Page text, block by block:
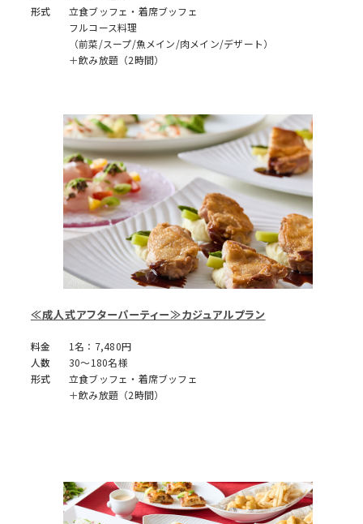
形式
立食ブッフェ・着席ブッフェ
フルコース料理
（前菜/スープ/魚メイン/肉メイン/デザート）
＋飲み放題（2時間）
≪成人式アフターパーティー≫カジュアルプラン
料金
1名：7,480円
人数
30～180名様
形式
立食ブッフェ・着席ブッフェ
＋飲み放題（2時間）